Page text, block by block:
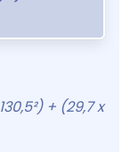
+ (29,7 x